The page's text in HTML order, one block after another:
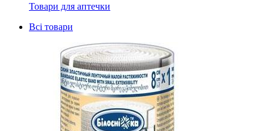
Товари для аптечки
Всі товари